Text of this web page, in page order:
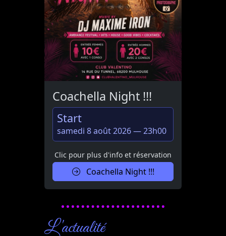
Coachella Night !!!
Start
samedi 8 août 2026 — 23h00
Clic pour plus d'info et réservation
Coachella Night !!!
L'actualité